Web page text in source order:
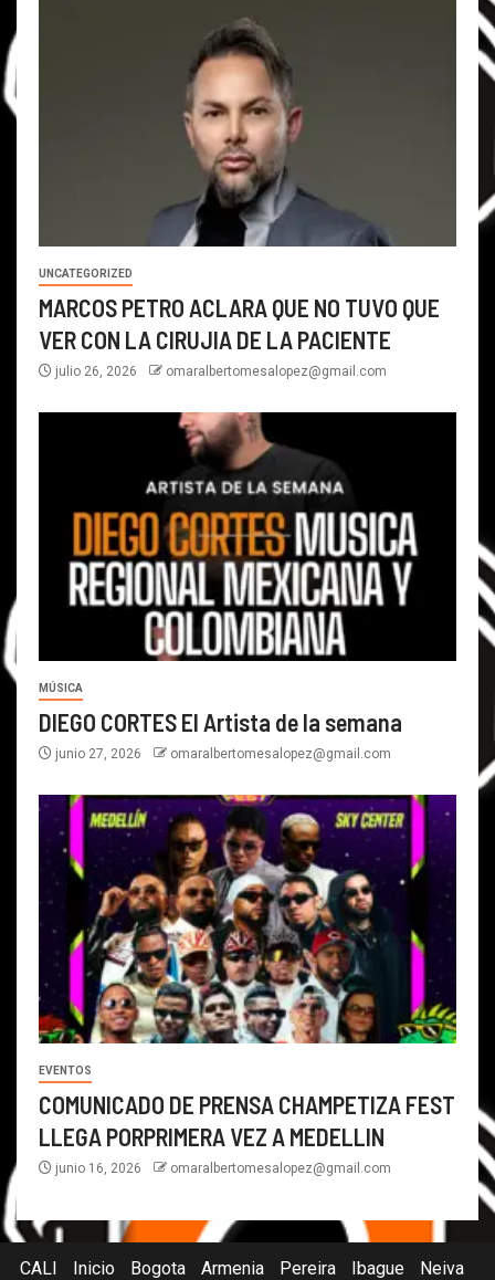
UNCATEGORIZED
MARCOS PETRO ACLARA QUE NO TUVO QUE
VER CON LA CIRUJIA DE LA PACIENTE
julio 26, 2026 omaralbertomesalopez@gmail.com
MÚSICA
DIEGO CORTES El Artista de la semana
junio 27, 2026 omaralbertomesalopez@gmail.com
EVENTOS
COMUNICADO DE PRENSA CHAMPETIZA FEST
LLEGA PORPRIMERA VEZ A MEDELLIN
junio 16, 2026 omaralbertomesalopez@gmail.com
CALI Inicio Bogota Armenia Pereira Ibague Neiva